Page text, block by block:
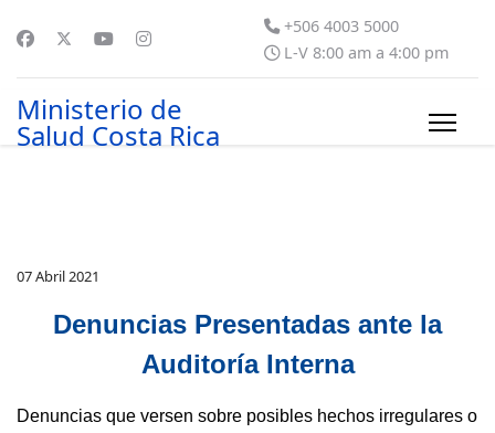
+506 4003 5000
L-V 8:00 am a 4:00 pm
Ministerio de
Salud Costa Rica
07 Abril 2021
Denuncias Presentadas ante la
Auditoría Interna
Denuncias que versen sobre posibles hechos irregulares o